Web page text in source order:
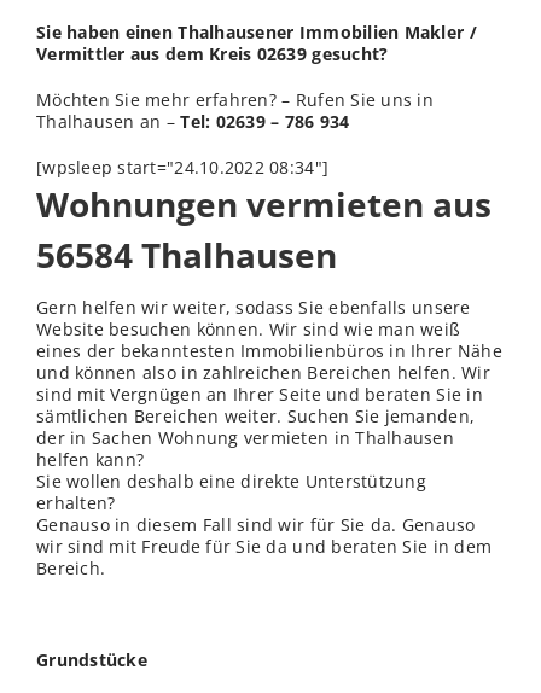
Sie haben einen Thalhausener Immobilien Makler /
Vermittler aus dem Kreis 02639 gesucht?
Möchten Sie mehr erfahren? – Rufen Sie uns in
Thalhausen an –Tel: 02639 – 786 934
[wpsleep start="24.10.2022 08:34"]
Wohnungen vermieten aus
56584 Thalhausen
Gern helfen wir weiter, sodass Sie ebenfalls unsere
Website besuchen können. Wir sind wie man weiß
eines der bekanntesten Immobilienbüros in Ihrer Nähe
und können also in zahlreichen Bereichen helfen. Wir
sind mit Vergnügen an Ihrer Seite und beraten Sie in
sämtlichen Bereichen weiter. Suchen Sie jemanden,
der in Sachen Wohnung vermieten in Thalhausen
helfen kann?
Sie wollen deshalb eine direkte Unterstützung
erhalten?
Genauso in diesem Fall sind wir für Sie da. Genauso
wir sind mit Freude für Sie da und beraten Sie in dem
Bereich.
Grundstücke